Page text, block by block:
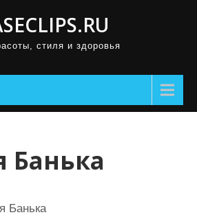
стиля и здоровья
Банька
Банька